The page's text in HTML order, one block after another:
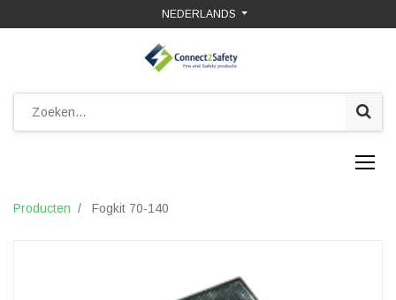
NEDERLANDS
Producten Fogkit 70-140